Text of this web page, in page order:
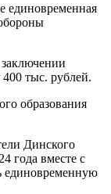
единовременная
400 тыс. рублей.
образования
Динского
года вместе с